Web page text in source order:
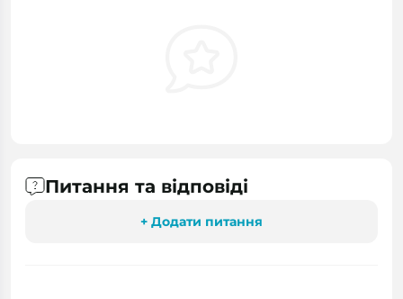
Питання та відповіді
+ Додати питання